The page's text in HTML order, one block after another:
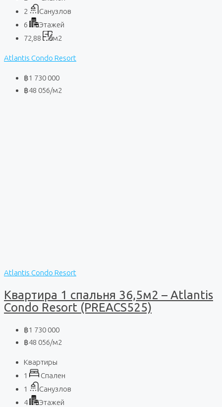
2
Санузлов
6
Этажей
72,88
м2
Atlantis Condo Resort
฿1 730 000
฿48 056/м2
Atlantis Condo Resort
Квартира 1 спальня 36,5м2 – Atlantis
Condo Resort (PREACS525)
฿1 730 000
฿48 056/м2
Квартиры
1
Спален
1
Санузлов
4
Этажей